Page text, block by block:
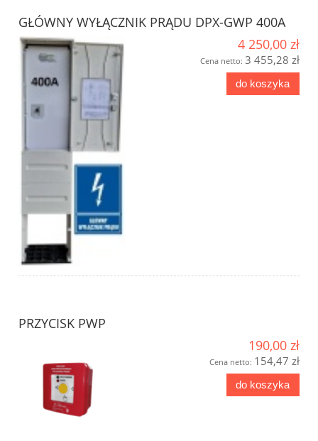
GŁÓWNY WYŁĄCZNIK PRĄDU DPX-GWP 400A
4 250,00 zł
Cena netto: 3 455,28 zł
do koszyka
PRZYCISK PWP
190,00 zł
Cena netto: 154,47 zł
do koszyka